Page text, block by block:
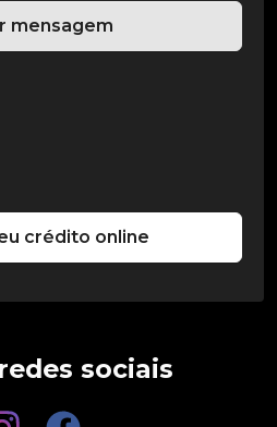
mensagem
crédito online
sociais